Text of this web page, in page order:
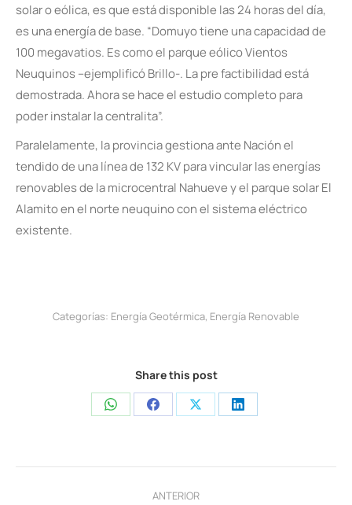
solar o eólica, es que está disponible las 24 horas del día,
es una energía de base. “Domuyo tiene una capacidad de
100 megavatios. Es como el parque eólico Vientos
Neuquinos –ejemplificó Brillo-. La pre factibilidad está
demostrada. Ahora se hace el estudio completo para
poder instalar la centralita”.
Paralelamente, la provincia gestiona ante Nación el
tendido de una línea de 132 KV para vincular las energías
renovables de la microcentral Nahueve y el parque solar El
Alamito en el norte neuquino con el sistema eléctrico
existente.
Categorías: Energía Geotérmica, Energía Renovable
Share this post
Share
WhatsApp
Share
Facebook
Share
X
Share
LinkedIn
NavegaciónANTERIOR